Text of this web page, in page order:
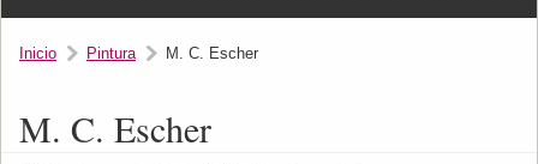
Inicio Pintura M. C. Escher
M. C. Escher